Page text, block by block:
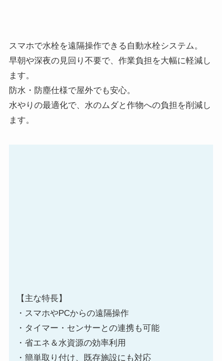
スマホで水栓を遠隔操作できる自動水栓システム。
早朝や深夜の見回り不要で、作業負担を大幅に軽減し
ます。
防水・防塵仕様で屋外でも安心。
水やりの最適化で、水のムダと作物への負担を削減し
ます。
【主な特長】
・スマホやPCからの遠隔操作
・タイマー・センサーとの連携も可能
・省エネ＆水資源の効率利用
・簡単取り付け、既存施設にも対応